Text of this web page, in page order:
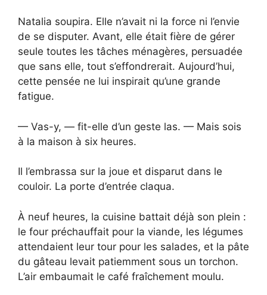
Natalia soupira. Elle n’avait ni la force ni l’envie
de se disputer. Avant, elle était fière de gérer
seule toutes les tâches ménagères, persuadée
que sans elle, tout s’effondrerait. Aujourd’hui,
cette pensée ne lui inspirait qu’une grande
fatigue.
— Vas-y, — fit-elle d’un geste las. — Mais sois
à la maison à six heures.
Il l’embrassa sur la joue et disparut dans le
couloir. La porte d’entrée claqua.
À neuf heures, la cuisine battait déjà son plein :
le four préchauffait pour la viande, les légumes
attendaient leur tour pour les salades, et la pâte
du gâteau levait patiemment sous un torchon.
L’air embaumait le café fraîchement moulu.